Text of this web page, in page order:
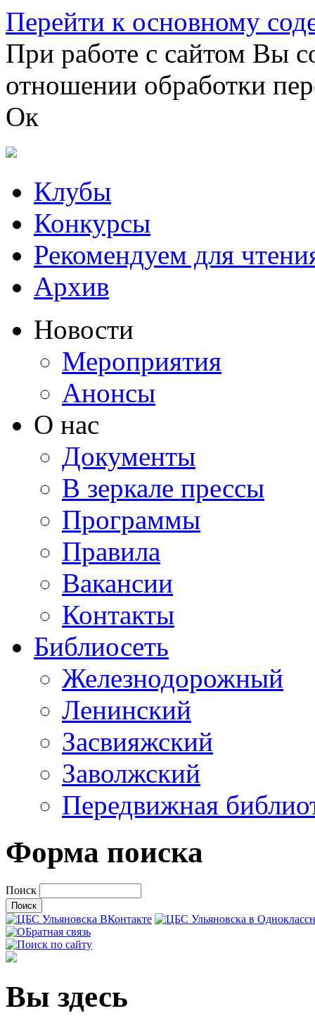
Перейти к основному
При работе с сайтом Вы
отношении обработки
Ок
Клубы
Конкурсы
Рекомендуем для
Архив
Новости
Мероприятия
Анонсы
О нас
Документы
В зеркале прессы
Программы
Правила
Вакансии
Контакты
Библиосеть
Железнодорожный
Ленинский
Засвияжский
Заволжский
Передвижная
Форма поиска
Поиск
Вы здесь